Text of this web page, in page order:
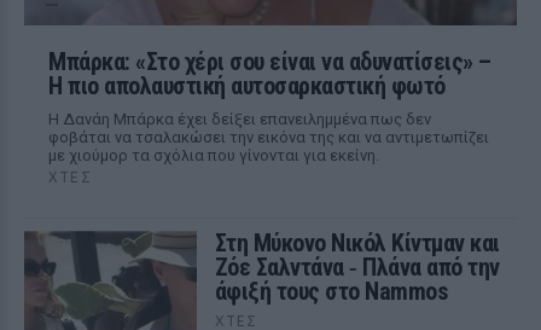
Μπάρκα: «Στο χέρι σου είναι να αδυνατίσεις» –
Η πιο απολαυστική αυτοσαρκαστική φωτό
Η Δανάη Μπάρκα έχει δείξει επανειλημμένα πως δεν
φοβάται να τσαλακώσει την εικόνα της και να αντιμετωπίζει
με χιούμορ τα σχόλια που γίνονται για εκείνη.
ΧΤΕΣ
Στη Μύκονο Νικόλ Κίντμαν και
Ζόε Σαλντάνα ‑ Πλάνα από την
άφιξή τους στο Nammos
ΧΤΕΣ